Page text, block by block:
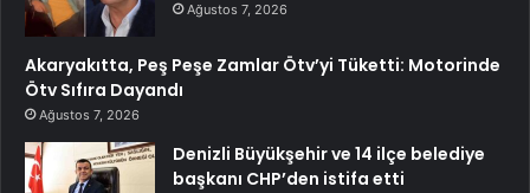
Ağustos 7, 2026
Akaryakıtta, Peş Peşe Zamlar Ötv’yi Tüketti: Motorinde
Ötv Sıfıra Dayandı
Ağustos 7, 2026
Denizli Büyükşehir ve 14 ilçe belediye
başkanı CHP’den istifa etti